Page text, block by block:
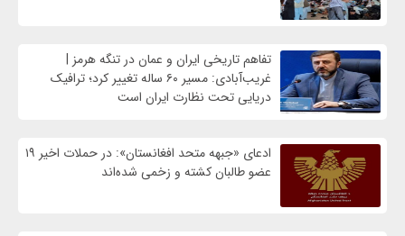
تفاهم تاریخی ایران و عمان در تنگه هرمز |
غریب‌آبادی: مسیر ۶۰ ساله تغییر کرد؛ ترافیک
دریایی تحت نظارت ایران است
ادعای «جبهه متحد افغانستان»: در حملات اخیر ۱۹
عضو طالبان کشته و زخمی شده‌اند